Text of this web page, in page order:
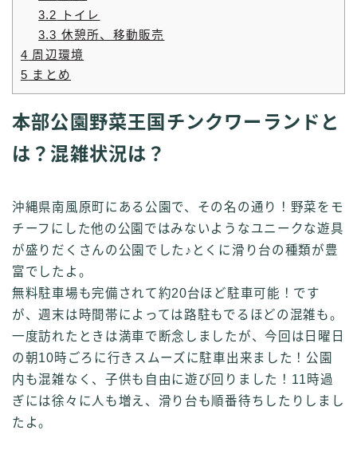
3.2
トイレ
3.3 休憩所、移動販売
4 周辺環境
5 まとめ
本部公園野菜王国チンクワーランドと
は？混雑状況は？
沖縄県南風原町にある公園で、その名の通り！野菜をモ
チーフにした他の公園ではみないようなユニークな遊具
が盛りだくさんの公園でした♪とくに滑り台の種類が豊
富でしたよ。
無料駐車場も完備されて約20台ほど駐車可能！です
が、週末は時間帯によっては路駐もでるほどの混雑も。
一度訪れたときは満車で断念しましたが、今回は日曜日
の朝10時ごろに行きスムーズに駐車出来ました！公園
内も混雑なく、子供も自由に遊び回りました！11時過
ぎには徐々に人も増え、滑り台も順番待ちしたりしまし
たよ。